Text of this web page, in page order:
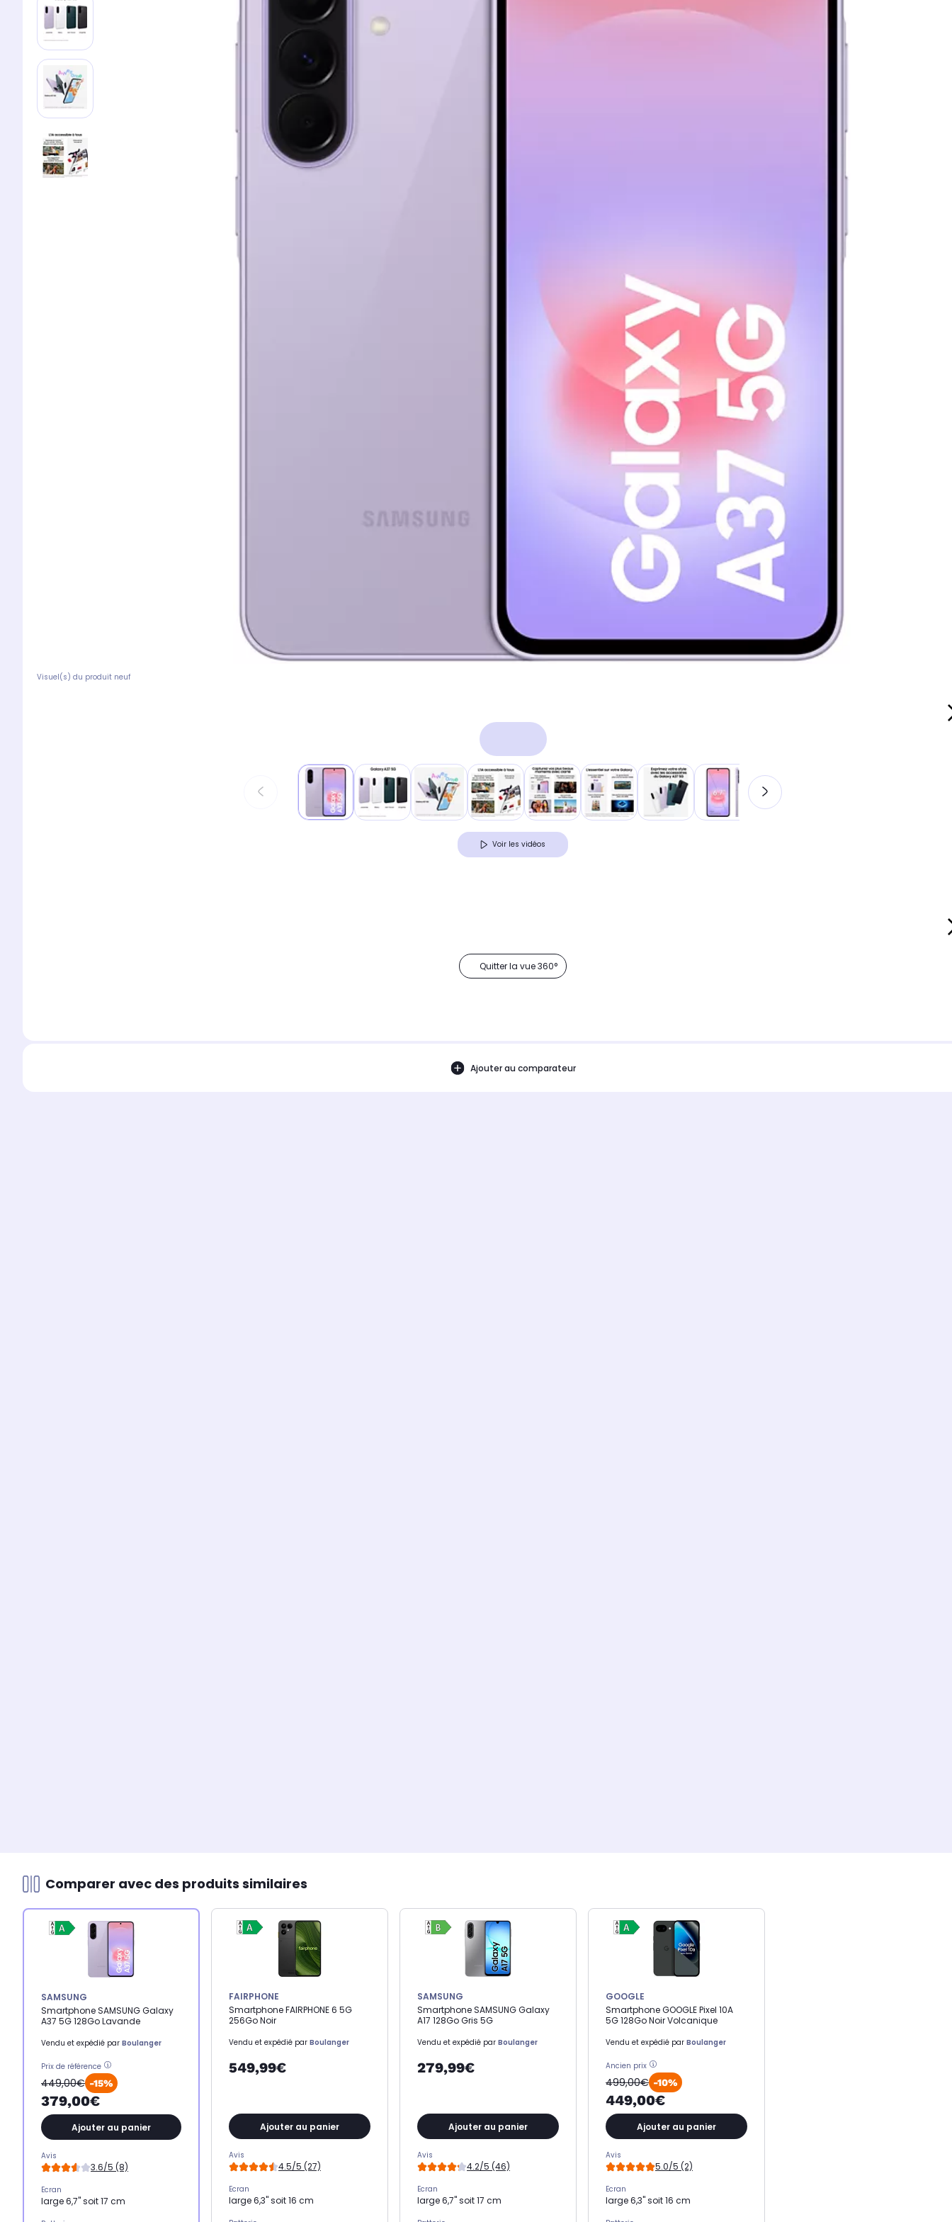
Visuel(s) du produit neuf
Voir les vidéos
Quitter la vue 360°
Ajouter au comparateur
Comparer avec des produits similaires
SAMSUNG
Smartphone SAMSUNG Galaxy
A37 5G 128Go Lavande
Vendu et expédié par Boulanger
Prix de référence
449,00€ -15%
379,00€
Ajouter au panier
Avis
3.6/5 (8)
Ecran
large 6,7" soit 17 cm
FAIRPHONE
Smartphone FAIRPHONE 6 5G
256Go Noir
Vendu et expédié par Boulanger
549,99€
Ajouter au panier
Avis
4.5/5 (27)
Ecran
large 6,3" soit 16 cm
SAMSUNG
Smartphone SAMSUNG Galaxy
A17 128Go Gris 5G
Vendu et expédié par Boulanger
279,99€
Ajouter au panier
Avis
4.2/5 (46)
Ecran
large 6,7" soit 17 cm
GOOGLE
Smartphone GOOGLE Pixel 10A
5G 128Go Noir Volcanique
Vendu et expédié par Boulanger
Ancien prix
499,00€ -10%
449,00€
Ajouter au panier
Avis
5.0/5 (2)
Ecran
large 6,3" soit 16 cm